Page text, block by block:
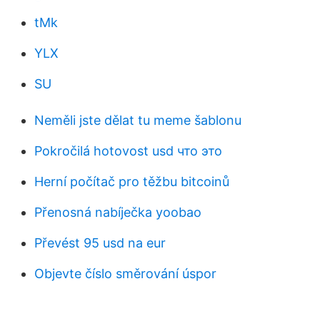
tMk
YLX
SU
Neměli jste dělat tu meme šablonu
Pokročilá hotovost usd что это
Herní počítač pro těžbu bitcoinů
Přenosná nabíječka yoobao
Převést 95 usd na eur
Objevte číslo směrování úspor